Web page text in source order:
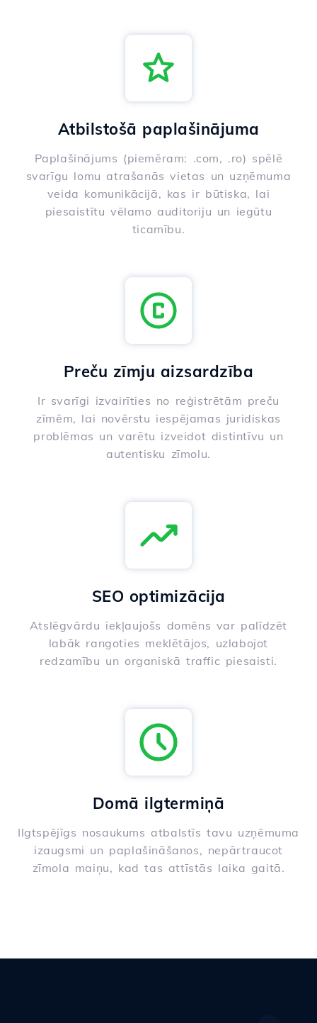
Atbilstošā paplašinājuma
Paplašinājums (piemēram: .com, .ro) spēlē
svarīgu lomu atrašanās vietas un uzņēmuma
veida komunikācijā, kas ir būtiska, lai
piesaistītu vēlamo auditoriju un iegūtu
ticamību.
Preču zīmju aizsardzība
Ir svarīgi izvairīties no reģistrētām preču
zīmēm, lai novērstu iespējamas juridiskas
problēmas un varētu izveidot distintīvu un
autentisku zīmolu.
SEO optimizācija
Atslēgvārdu iekļaujošs domēns var palīdzēt
labāk rangoties meklētājos, uzlabojot
redzamību un organiskā traffic piesaisti.
Domā ilgtermiņā
Ilgtspējīgs nosaukums atbalstīs tavu uzņēmuma
izaugsmi un paplašināšanos, nepārtraucot
zīmola maiņu, kad tas attīstās laika gaitā.